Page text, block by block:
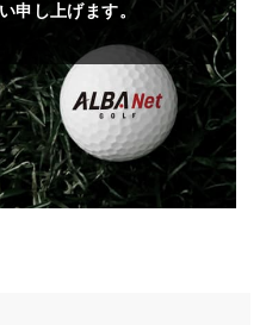
申し上げます。